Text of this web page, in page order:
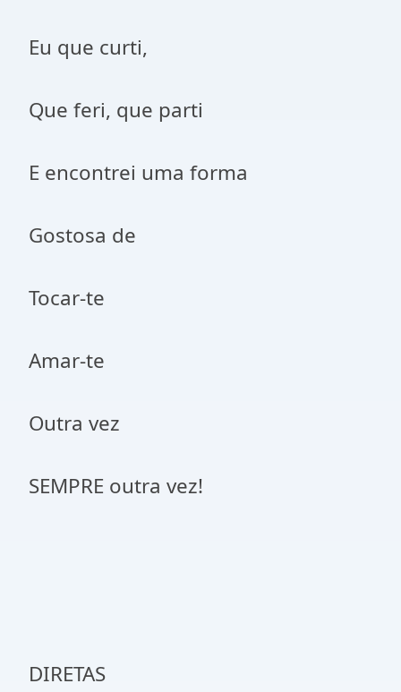
Eu que curti,
Que feri, que parti
E encontrei uma forma
Gostosa de
Tocar-te
Amar-te
Outra vez
SEMPRE outra vez!
DIRETAS